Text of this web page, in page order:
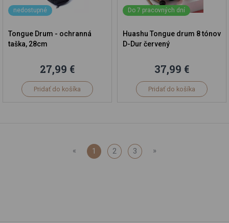
nedostupné
Tongue Drum - ochranná
taška, 28cm
27,99 €
Pridať do košíka
Do 7 pracovných dní
Huashu Tongue drum 8 tónov
D-Dur červený
37,99 €
Pridať do košíka
« 1 2 3 »